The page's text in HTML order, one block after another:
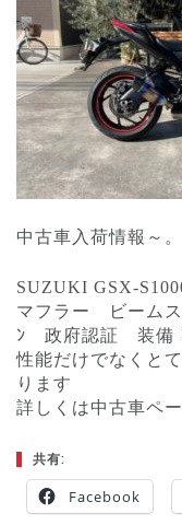
中古車入荷情報～。
SUZUKI GSX-
マフラー ビーム
ﾝ 政府認証 装備
性能だけでなくと
ります
詳しくは中古車ペ
共有:
Facebook